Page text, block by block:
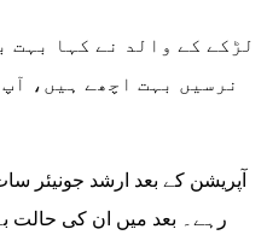
نرسیں بہت اچھے ہیں،
آپریشن کے بعد ارشد جونیئر
رہے۔ بعد میں ان کی حالت